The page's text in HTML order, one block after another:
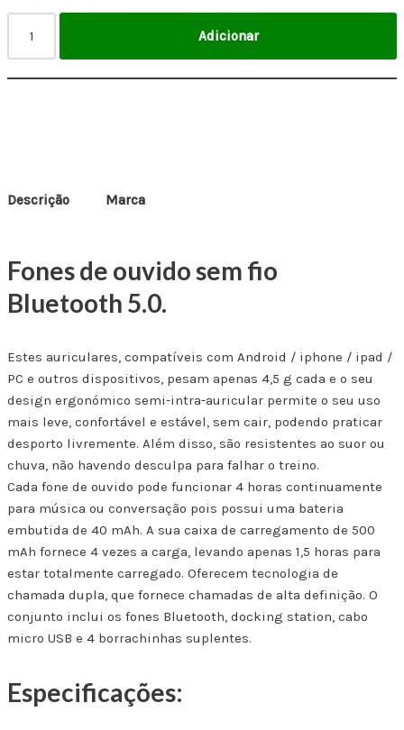
Adicionar
Descrição Marca
Fones de ouvido sem fio
Bluetooth 5.0.
Estes auriculares, compatíveis com Android / iphone / ipad /
PC e outros dispositivos, pesam apenas 4,5 g cada e o seu
design ergonómico semi-intra-auricular permite o seu uso
mais leve, confortável e estável, sem cair, podendo praticar
desporto livremente. Além disso, são resistentes ao suor ou
chuva, não havendo desculpa para falhar o treino.
Cada fone de ouvido pode funcionar 4 horas continuamente
para música ou conversação pois possui uma bateria
embutida de 40 mAh. A sua caixa de carregamento de 500
mAh fornece 4 vezes a carga, levando apenas 1,5 horas para
estar totalmente carregado. Oferecem tecnologia de
chamada dupla, que fornece chamadas de alta definição. O
conjunto inclui os fones Bluetooth, docking station, cabo
micro USB e 4 borrachinhas suplentes.
Especificações: